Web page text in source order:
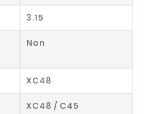
3.15
Non
XC48
XC48 / C45